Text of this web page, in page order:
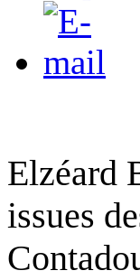
Elzéard
issues